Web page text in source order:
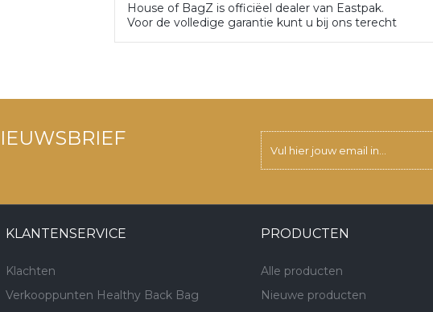
House of BagZ is officiëel dealer van Eastpak.
Voor de volledige garantie kunt u bij ons terecht
KLANTENSERVICE
Klachten
Verkooppunten Healthy Back Bag
PRODUCTEN
Alle producten
Nieuwe producten